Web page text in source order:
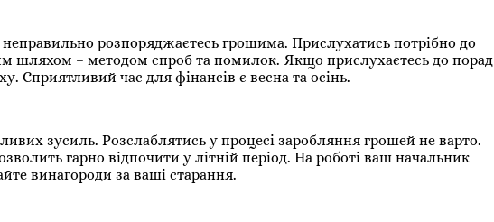
розпоряджаєтесь грошима. Прислухатись потрібно до
шляхом – методом спроб та помилок. Якщо прислухаєтесь до порад
Сприятливий час для фінансів є весна та осінь.
зусиль. Розслаблятись у процесі заробляння грошей не варто.
гарно відпочити у літній період. На роботі ваш начальник
винагороди за ваші старання.